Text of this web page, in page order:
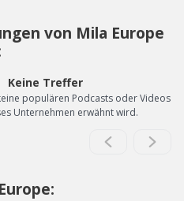
von Mila Europe
Keine Treffer
populären Podcasts oder Videos
Unternehmen erwähnt wird.